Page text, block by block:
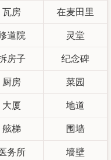
瓦房 在麦田里
道院 灵堂
房子 纪念碑
厨房 菜园
大厦 地道
舷梯 围墙
务所 墙壁